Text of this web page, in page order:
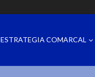
ESTRATEGIA COMARCAL